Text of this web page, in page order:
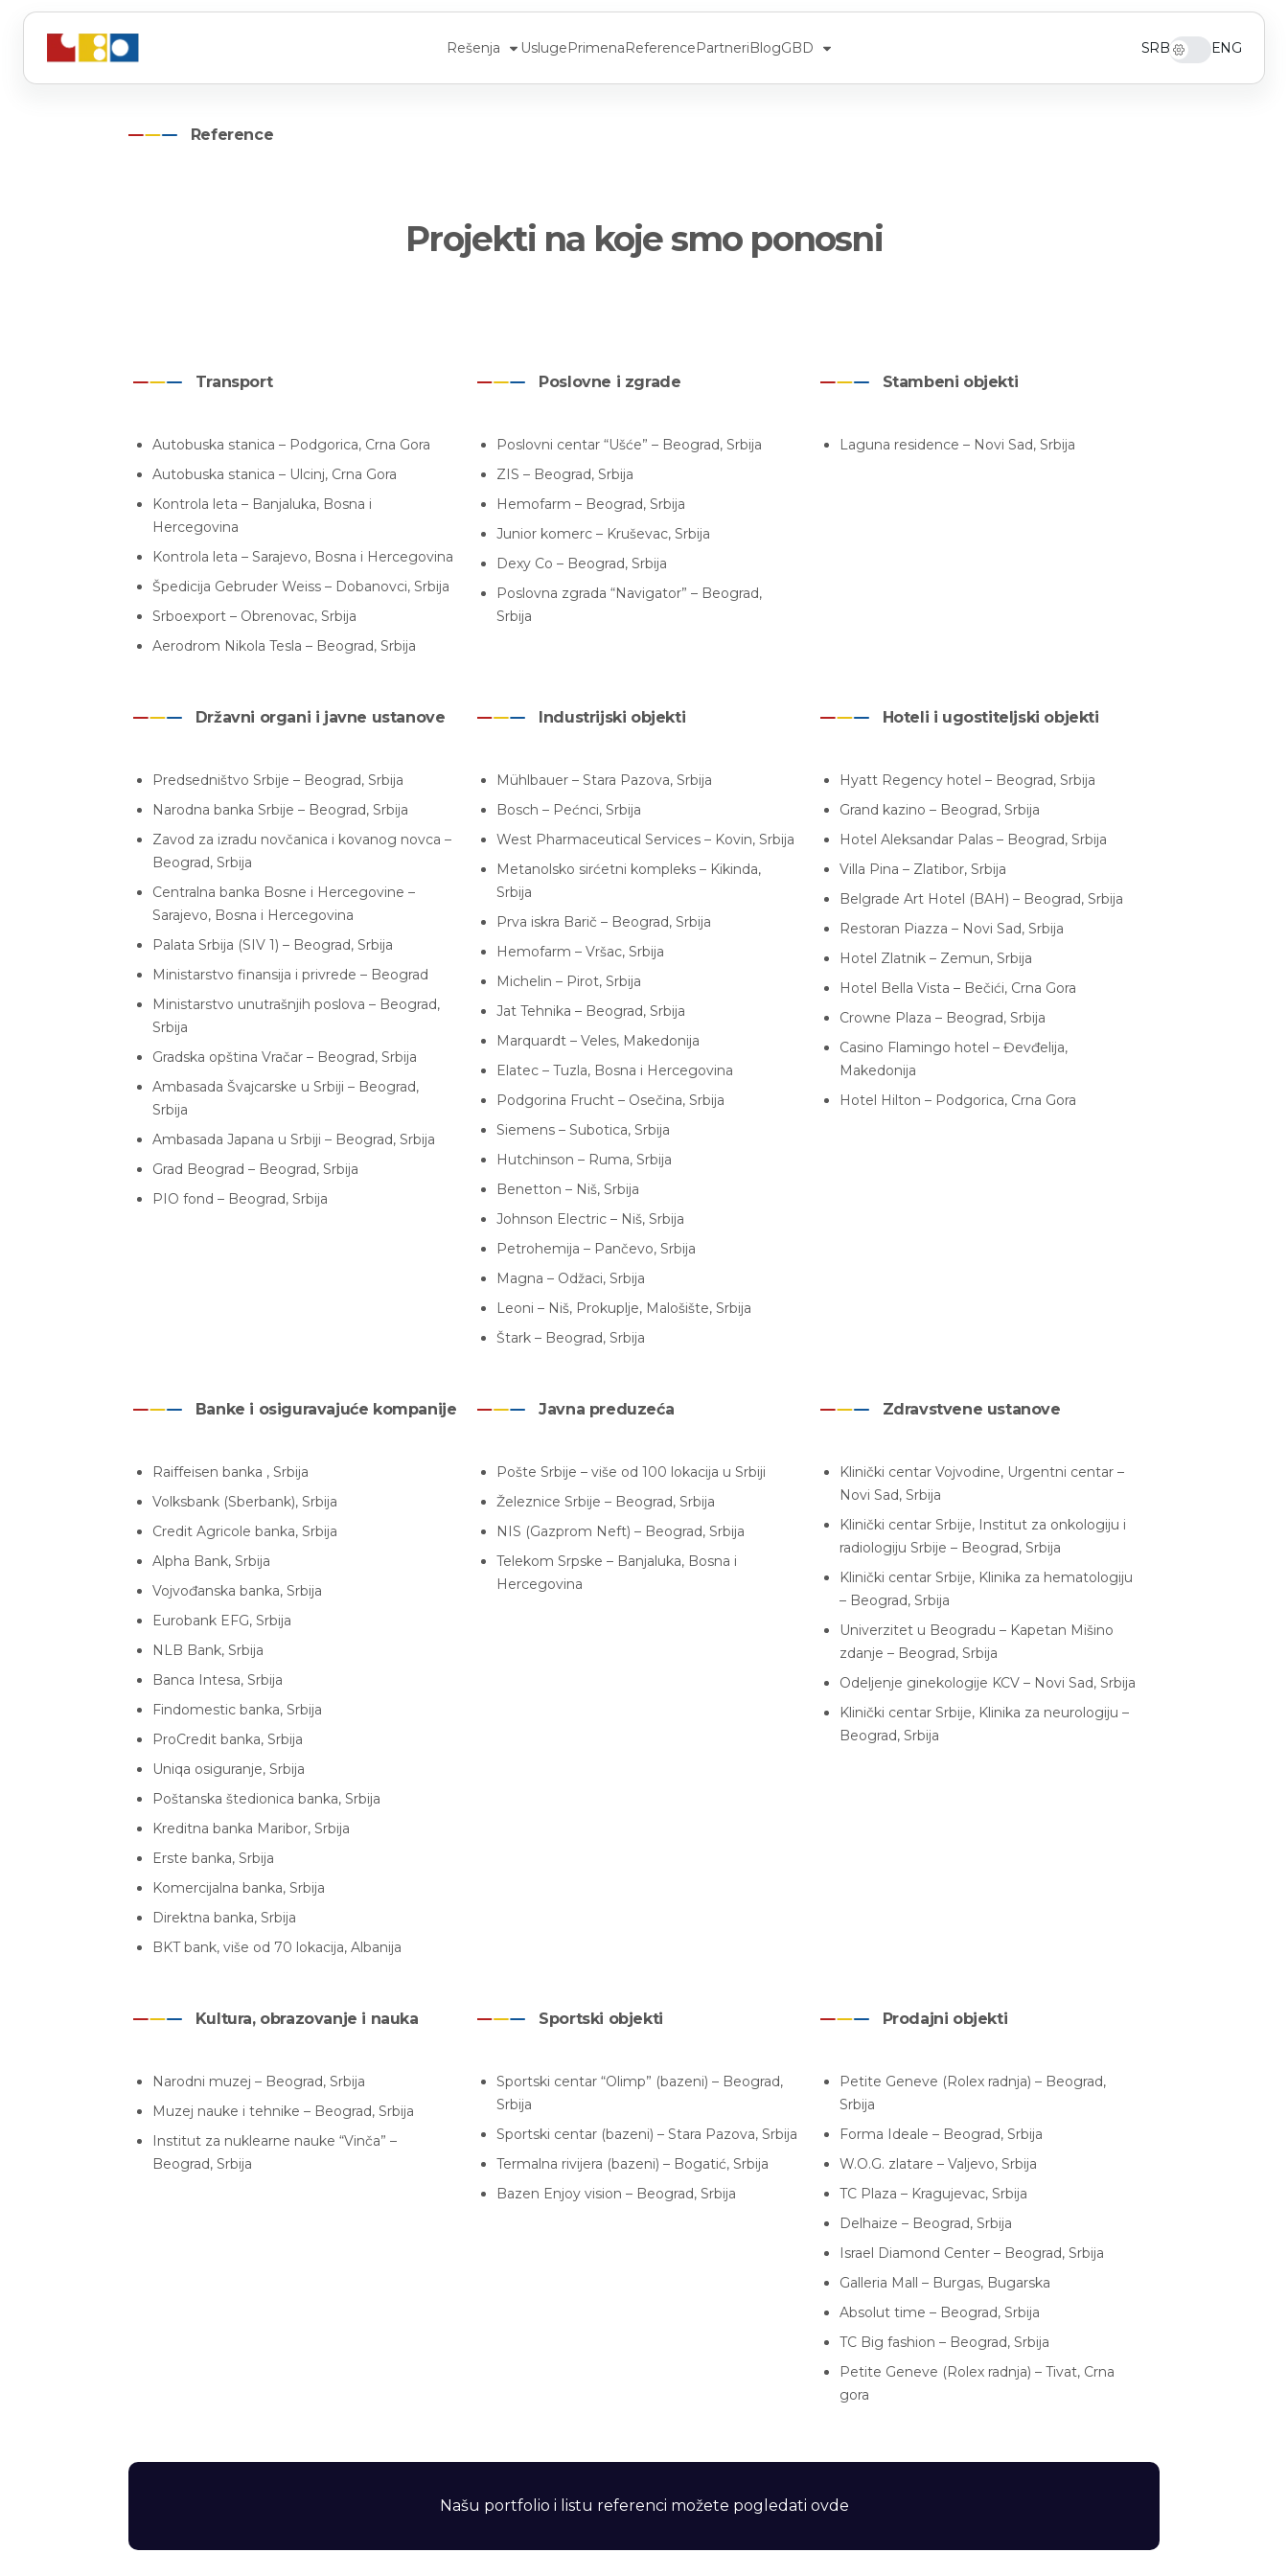
Rešenja UslugePrimenaReferencePartneriBlogGBD SRB ENG
Reference
Projekti na koje smo ponosni
Transport
Autobuska stanica – Podgorica, Crna Gora
Autobuska stanica – Ulcinj, Crna Gora
Kontrola leta – Banjaluka, Bosna i
Hercegovina
Kontrola leta – Sarajevo, Bosna i Hercegovina
Špedicija Gebruder Weiss – Dobanovci, Srbija
Srboexport – Obrenovac, Srbija
Aerodrom Nikola Tesla – Beograd, Srbija
Poslovne i zgrade
Poslovni centar “Ušće” – Beograd, Srbija
ZIS – Beograd, Srbija
Hemofarm – Beograd, Srbija
Junior komerc – Kruševac, Srbija
Dexy Co – Beograd, Srbija
Poslovna zgrada “Navigator” – Beograd,
Srbija
Stambeni objekti
Laguna residence – Novi Sad, Srbija
Državni organi i javne ustanove
Predsedništvo Srbije – Beograd, Srbija
Narodna banka Srbije – Beograd, Srbija
Zavod za izradu novčanica i kovanog novca –
Beograd, Srbija
Centralna banka Bosne i Hercegovine –
Sarajevo, Bosna i Hercegovina
Palata Srbija (SIV 1) – Beograd, Srbija
Ministarstvo finansija i privrede – Beograd
Ministarstvo unutrašnjih poslova – Beograd,
Srbija
Gradska opština Vračar – Beograd, Srbija
Ambasada Švajcarske u Srbiji – Beograd,
Srbija
Ambasada Japana u Srbiji – Beograd, Srbija
Grad Beograd – Beograd, Srbija
PIO fond – Beograd, Srbija
Industrijski objekti
Mühlbauer – Stara Pazova, Srbija
Bosch – Pećnci, Srbija
West Pharmaceutical Services – Kovin, Srbija
Metanolsko sirćetni kompleks – Kikinda,
Srbija
Prva iskra Barič – Beograd, Srbija
Hemofarm – Vršac, Srbija
Michelin – Pirot, Srbija
Jat Tehnika – Beograd, Srbija
Marquardt – Veles, Makedonija
Elatec – Tuzla, Bosna i Hercegovina
Podgorina Frucht – Osečina, Srbija
Siemens – Subotica, Srbija
Hutchinson – Ruma, Srbija
Benetton – Niš, Srbija
Johnson Electric – Niš, Srbija
Petrohemija – Pančevo, Srbija
Magna – Odžaci, Srbija
Leoni – Niš, Prokuplje, Malošište, Srbija
Štark – Beograd, Srbija
Hoteli i ugostiteljski objekti
Hyatt Regency hotel – Beograd, Srbija
Grand kazino – Beograd, Srbija
Hotel Aleksandar Palas – Beograd, Srbija
Villa Pina – Zlatibor, Srbija
Belgrade Art Hotel (BAH) – Beograd, Srbija
Restoran Piazza – Novi Sad, Srbija
Hotel Zlatnik – Zemun, Srbija
Hotel Bella Vista – Bečići, Crna Gora
Crowne Plaza – Beograd, Srbija
Casino Flamingo hotel – Đevđelija,
Makedonija
Hotel Hilton – Podgorica, Crna Gora
Banke i osiguravajuće kompanije
Raiffeisen banka , Srbija
Volksbank (Sberbank), Srbija
Credit Agricole banka, Srbija
Alpha Bank, Srbija
Vojvođanska banka, Srbija
Eurobank EFG, Srbija
NLB Bank, Srbija
Banca Intesa, Srbija
Findomestic banka, Srbija
ProCredit banka, Srbija
Uniqa osiguranje, Srbija
Poštanska štedionica banka, Srbija
Kreditna banka Maribor, Srbija
Erste banka, Srbija
Komercijalna banka, Srbija
Direktna banka, Srbija
BKT bank, više od 70 lokacija, Albanija
Javna preduzeća
Pošte Srbije – više od 100 lokacija u Srbiji
Železnice Srbije – Beograd, Srbija
NIS (Gazprom Neft) – Beograd, Srbija
Telekom Srpske – Banjaluka, Bosna i
Hercegovina
Zdravstvene ustanove
Klinički centar Vojvodine, Urgentni centar –
Novi Sad, Srbija
Klinički centar Srbije, Institut za onkologiju i
radiologiju Srbije – Beograd, Srbija
Klinički centar Srbije, Klinika za hematologiju
– Beograd, Srbija
Univerzitet u Beogradu – Kapetan Mišino
zdanje – Beograd, Srbija
Odeljenje ginekologije KCV – Novi Sad, Srbija
Klinički centar Srbije, Klinika za neurologiju –
Beograd, Srbija
Kultura, obrazovanje i nauka
Narodni muzej – Beograd, Srbija
Muzej nauke i tehnike – Beograd, Srbija
Institut za nuklearne nauke “Vinča” –
Beograd, Srbija
Sportski objekti
Sportski centar “Olimp” (bazeni) – Beograd,
Srbija
Sportski centar (bazeni) – Stara Pazova, Srbija
Termalna rivijera (bazeni) – Bogatić, Srbija
Bazen Enjoy vision – Beograd, Srbija
Prodajni objekti
Petite Geneve (Rolex radnja) – Beograd,
Srbija
Forma Ideale – Beograd, Srbija
W.O.G. zlatare – Valjevo, Srbija
TC Plaza – Kragujevac, Srbija
Delhaize – Beograd, Srbija
Israel Diamond Center – Beograd, Srbija
Galleria Mall – Burgas, Bugarska
Absolut time – Beograd, Srbija
TC Big fashion – Beograd, Srbija
Petite Geneve (Rolex radnja) – Tivat, Crna
gora
Našu portfolio i listu referenci možete pogledati ovde